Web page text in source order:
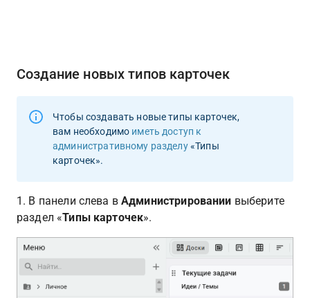
Создание новых типов карточек
Чтобы создавать новые типы карточек,
вам необходимо иметь доступ к
административному разделу «Типы
карточек».
1. В панели слева в Администрировании выберите
раздел «Типы карточек».